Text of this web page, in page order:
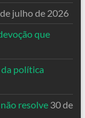
julho de 2026
que
política
resolve 30 de